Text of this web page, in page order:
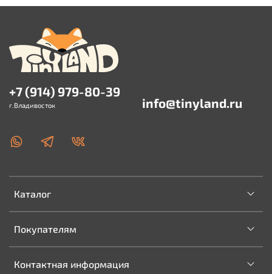
Каталог
Покупателям
Контактная информация
+7 (914) 979-80-39
г.Владивосток info@tinyland.ru